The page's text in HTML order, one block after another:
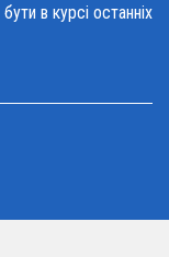
в курсі останніх